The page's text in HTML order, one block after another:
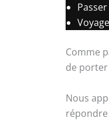
Comme
de
Nous